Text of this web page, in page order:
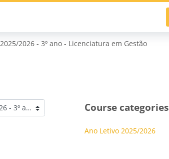
2025/2026 - 3º ano - Licenciatura em Gestão
Course categories
Ano Letivo 2025/2026